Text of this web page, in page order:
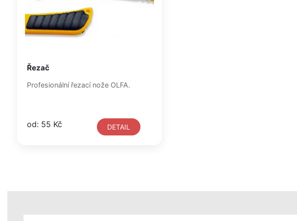
Řezač
Profesionální řezací nože OLFA.
od: 55 Kč DETAIL